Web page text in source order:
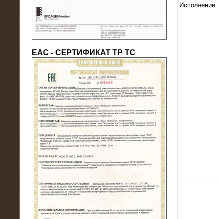
22.05.2016
Нагрузочный модуль в контейнере
10 МВт (0,4 кВ - напряжение)
ЕАС - СЕРТИФИКАТ ТР ТС
Исполнение